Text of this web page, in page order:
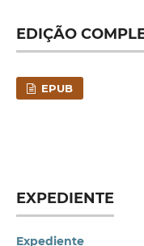
EDIÇÃO
EPUB
EXPEDIENTE
Expediente